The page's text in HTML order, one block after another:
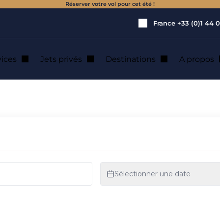
Réserver votre vol pour cet été !
France +33 (0)1 44
Jets privés Destinations A propos